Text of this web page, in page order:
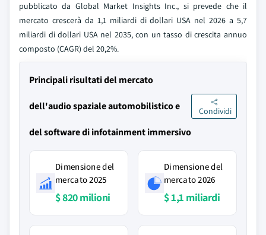
pubblicato da Global Market Insights Inc., si prevede che il
mercato crescerà da 1,1 miliardi di dollari USA nel 2026 a 5,7
miliardi di dollari USA nel 2035, con un tasso di crescita annuo
composto (CAGR) del 20,2%.
Principali risultati del mercato
dell'audio spaziale automobilistico e
del software di infotainment immersivo
Condividi
Dimensione del
mercato 2025
$ 820 milioni
Dimensione del
mercato 2026
$ 1,1 miliardi